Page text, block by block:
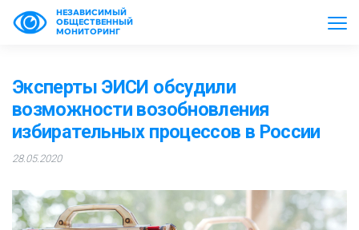
НЕЗАВИСИМЫЙ
ОБЩЕСТВЕННЫЙ
МОНИТОРИНГ
Эксперты ЭИСИ обсудили
возможности возобновления
избирательных процессов в России
28.05.2020